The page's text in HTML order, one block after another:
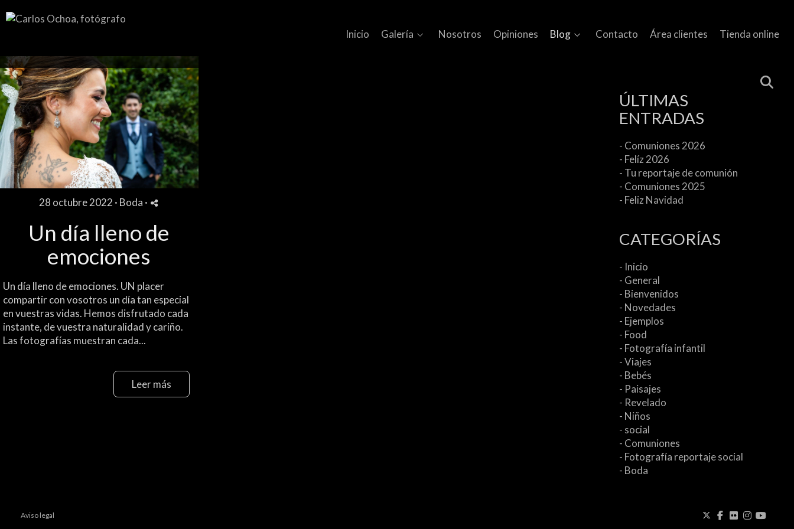
Inicio Galería Nosotros Opiniones Blog Contacto Área clientes Tienda online
28 octubre 2022 · Boda ·
Un día lleno de
emociones
Un día lleno de emociones. UN placer
compartir con vosotros un día tan especial
en vuestras vidas. Hemos disfrutado cada
instante, de vuestra naturalidad y cariño.
Las fotografías muestran cada...
Leer más
ÚLTIMAS
ENTRADAS
- Comuniones 2026
- Felíz 2026
- Tu reportaje de comunión
- Comuniones 2025
- Feliz Navidad
CATEGORÍAS
- Inicio
- General
- Bienvenidos
- Novedades
- Ejemplos
- Food
- Fotografía infantil
- Viajes
- Bebés
- Paisajes
- Revelado
- Niños
- social
- Comuniones
- Fotografía reportaje social
- Boda
Aviso legal